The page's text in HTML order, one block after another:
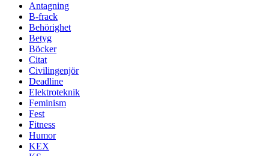
Antagning
B-frack
Behörighet
Betyg
Böcker
Citat
Civilingenjör
Deadline
Elektroteknik
Feminism
Fest
Fitness
Humor
KEX